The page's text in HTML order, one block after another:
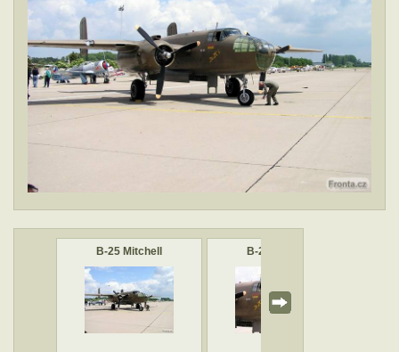
B-25 Mitchell B-25 Mitchell